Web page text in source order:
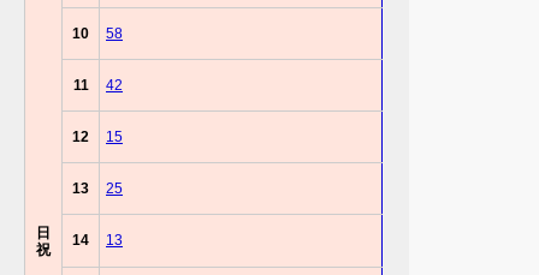
日
祝
10 58
11 42
12 15
13 25
14 13